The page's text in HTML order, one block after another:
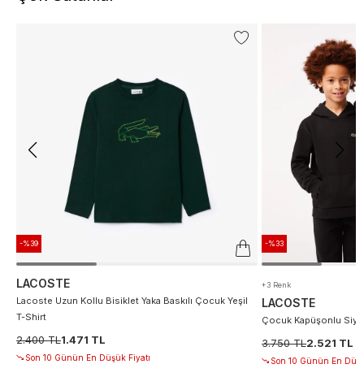
-%39
LACOSTE
Lacoste Uzun Kollu Bisiklet Yaka Baskılı Çocuk Yeşil
T-Shirt
2.400 TL1.471 TL
Son 10 Günün En Düşük Fiyatı
-%33
+3 Renk
LACOSTE
Çocuk Kapüşonlu
3.750 TL2.521 TL
Son 10 Günün En